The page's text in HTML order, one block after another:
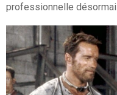
professionnelle